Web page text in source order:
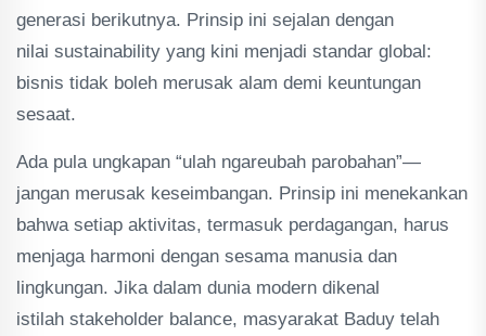
generasi berikutnya. Prinsip ini sejalan dengan
nilai sustainability yang kini menjadi standar global:
bisnis tidak boleh merusak alam demi keuntungan
sesaat.
Ada pula ungkapan “ulah ngareubah parobahan”—
jangan merusak keseimbangan. Prinsip ini menekankan
bahwa setiap aktivitas, termasuk perdagangan, harus
menjaga harmoni dengan sesama manusia dan
lingkungan. Jika dalam dunia modern dikenal
istilah stakeholder balance, masyarakat Baduy telah